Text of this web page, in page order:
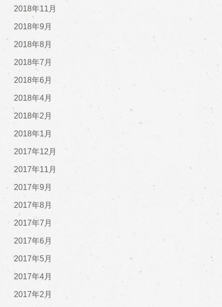
2018年11月
2018年9月
2018年8月
2018年7月
2018年6月
2018年4月
2018年2月
2018年1月
2017年12月
2017年11月
2017年9月
2017年8月
2017年7月
2017年6月
2017年5月
2017年4月
2017年2月